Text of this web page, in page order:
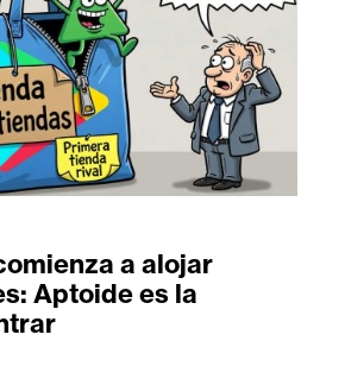
a alojar
Aptoide es la